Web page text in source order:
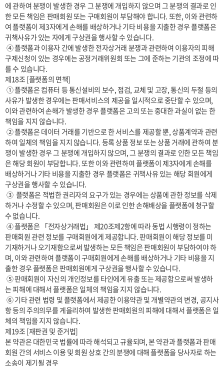
에 관하여 분쟁이 발생한 경우 그 분쟁에 개입하지 않으며 그 분쟁의 결과로 인
한 모든 책임은 판매회원 또는 구매회원이 부담해야 합니다. 또한, 이와 관련하
여 플랫폼이 제3자에게 손해를 배상하거나 기타 비용을 지출한 경우 플랫폼은
귀책사유가 있는 자에게 구상권을 행사할 수 있습니다.
구제신청이 있는 경우에는 공정거래위원회 또는 그에 준하는 기관의 조정에 따
를 수 있습니다.
제18조 [플랫폼의 면책]
사유가 발생한 경우에는 판매서비스의 제공을 일시적으로 중단할 수 있으며,
이와 관련하여 손해가 발생한 경우 플랫폼은 고의 또는 중대한 과실이 없는 한
책임을 지지 않습니다.
하여 일체의 책임을 지지 않습니다. 등록 상품 정보 또는 상품 거래에 관하여 분
쟁이 발생한 경우 그 분쟁에 개입하지 않으며, 그 분쟁의 결과로 인한 모든 책임
은 해당 회원이 부담합니다. 또한 이와 관련하여 플랫폼이 제3자에게 손해를
배상하거나 기타 비용을 지출한 경우 플랫폼은 귀책사유 있는 해당 회원에게
구상권을 행사할 수 있습니다.
하거나 수정할 수 있으며, 판매회원은 이로 인한 손해배상을 플랫폼에 청구할
수 없습니다.
판매회원 관련 정보를 구매회원에게 제공합니다. 판매회원이 해당 정보를 미
기재하거나 오기재함으로써 발생하는 모든 책임은 판매회원이 부담하여야 하
며, 이와 관련하여 플랫폼이 구매회원에게 손해를 배상하거나 기타 비용을 지
출한 경우 플랫폼은 판매회원에게 구상권을 행사할 수 있습니다.
는 피해에 대해서 플랫폼은 일체의 책임을 지지 않습니다.
항 등의 주의의무를 게을리하여 발생한 판매회원의 피해에 대해서 플랫폼은 일
체의 책임을 지지 않습니다.
제19조 [재판권 및 준거법]
본 약관은 대한민국 법률에 따라 해석되고 규율되며, 본 약관과 플랫폼과 판매
회원 간의 서비스 이용 및 회원 상호 간의 분쟁에 대해 플랫폼을 당사자로 하는
소송이 제기될 경우